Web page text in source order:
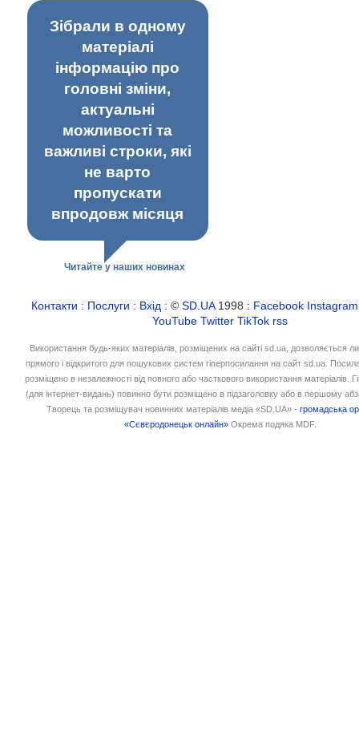
Зібрали в одному
матеріалі
інформацію про
головні зміни,
актуальні
можливості та
важливі строки, які
не варто
пропускати
впродовж місяця
Читайте у наших новинах
Контакти : Послуги : Вхід : ©SD.UA1998 : Facebook Instagram
YouTube Twitter TikTok rss
Використання будь-яких матеріалів, розміщених на сайті sd.ua, дозволяється
прямого і відкритого для пошукових систем гіперпосилання на сайт sd.ua.
розміщено в незалежності від повного або часткового використання матеріалів.
(для інтернет-видань) повинно бути розміщено в підзаголовку або в першому
Творець та розміщувач новинних матеріалів медіа «SD.UA» -громадська
«Сєвєродонецьк онлайн» Окрема подяка MDF.